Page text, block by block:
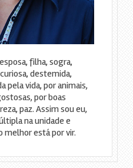
filha, sogra,
destemida,
pela vida, por animais,
por boas
paz. Assim sou eu,
na unidade e
melhor está por vir.